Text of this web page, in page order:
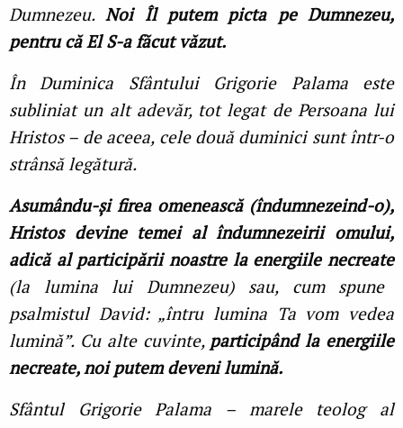
Dumnezeu.Noi Îl putem picta pe Dumnezeu,
pentru că El S-a făcut văzut.
În Duminica Sfântului Grigorie Palama este
subliniat un alt adevăr, tot legat de Persoana lui
Hristos – de aceea, cele două duminici sunt într-o
strânsă legătură.
Asumându-și firea omenească (îndumnezeind-o),
Hristos devine temei al îndumnezeirii omului,
adică al participării noastre la energiile necreate
(la lumina lui Dumnezeu) sau, cum spune
psalmistul David: „întru lumina Ta vom vedea
lumină”. Cu alte cuvinte, participând la energiile
necreate, noi putem deveni lumină.
Sfântul Grigorie Palama – marele teolog al